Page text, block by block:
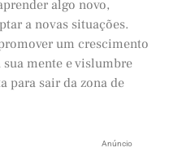
algo novo,
a novas situações.
um crescimento
mente e vislumbre
para sair da zona de
Anúncio